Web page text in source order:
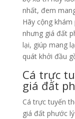
nhất, đem
Hãy cộng
nhưng giá đất
lại, giúp mang
quát khởi đầu
Cá trực
giá đất
Cá trực tuyến
giá đất phước